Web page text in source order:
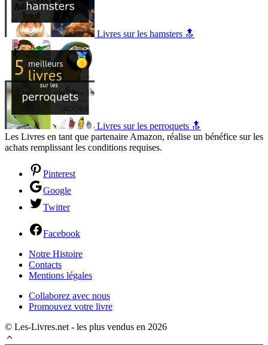
Livres sur les hamsters 🔝
Livres sur les perroquets 🔝
Les Livres en tant que partenaire Amazon, réalise un bénéfice sur les
achats remplissant les conditions requises.
Pinterest
Google
Twitter
Facebook
Notre Histoire
Contacts
Mentions légales
Collaborez avec nous
Promouvez votre livre
© Les-Livres.net - les plus vendus en 2026